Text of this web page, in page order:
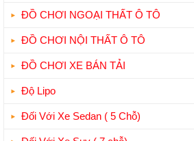
ĐỒ CHƠI NGOẠI THẤT Ô TÔ
ĐỒ CHƠI NỘI THẤT Ô TÔ
ĐỒ CHƠI XE BÁN TẢI
Độ Lipo
Đối Với Xe Sedan ( 5 Chỗ)